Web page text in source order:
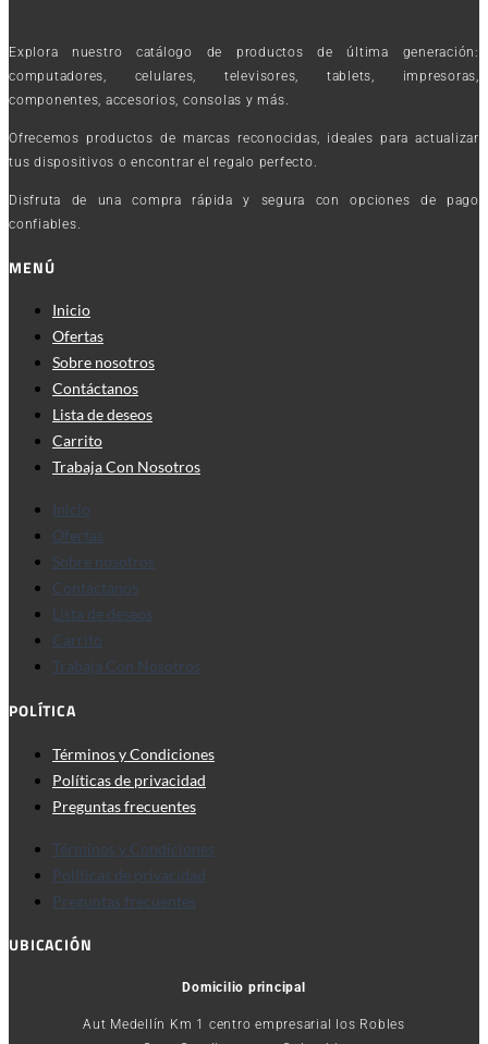
Explora nuestro catálogo de productos de última generación:
computadores, celulares, televisores, tablets, impresoras,
componentes, accesorios, consolas y más.
Ofrecemos productos de marcas reconocidas, ideales para actualizar
tus dispositivos o encontrar el regalo perfecto.
Disfruta de una compra rápida y segura con opciones de pago
confiables.
MENÚ
Inicio
Ofertas
Sobre nosotros
Contáctanos
Lista de deseos
Carrito
Trabaja Con Nosotros
Inicio
Ofertas
Sobre nosotros
Contáctanos
Lista de deseos
Carrito
Trabaja Con Nosotros
POLÍTICA
Términos y Condiciones
Políticas de privacidad
Preguntas frecuentes
Términos y Condiciones
Políticas de privacidad
Preguntas frecuentes
UBICACIÓN
Domicilio principal
Aut Medellín Km 1 centro empresarial los Robles